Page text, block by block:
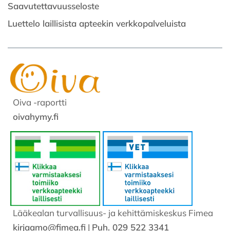
Saavutettavuusseloste
Luettelo laillisista apteekin verkkopalveluista
Oiva -raportti
oivahymy.fi
Lääkealan turvallisuus- ja kehittämiskeskus Fimea
kirjaamo@fimea.fi | Puh. 029 522 3341